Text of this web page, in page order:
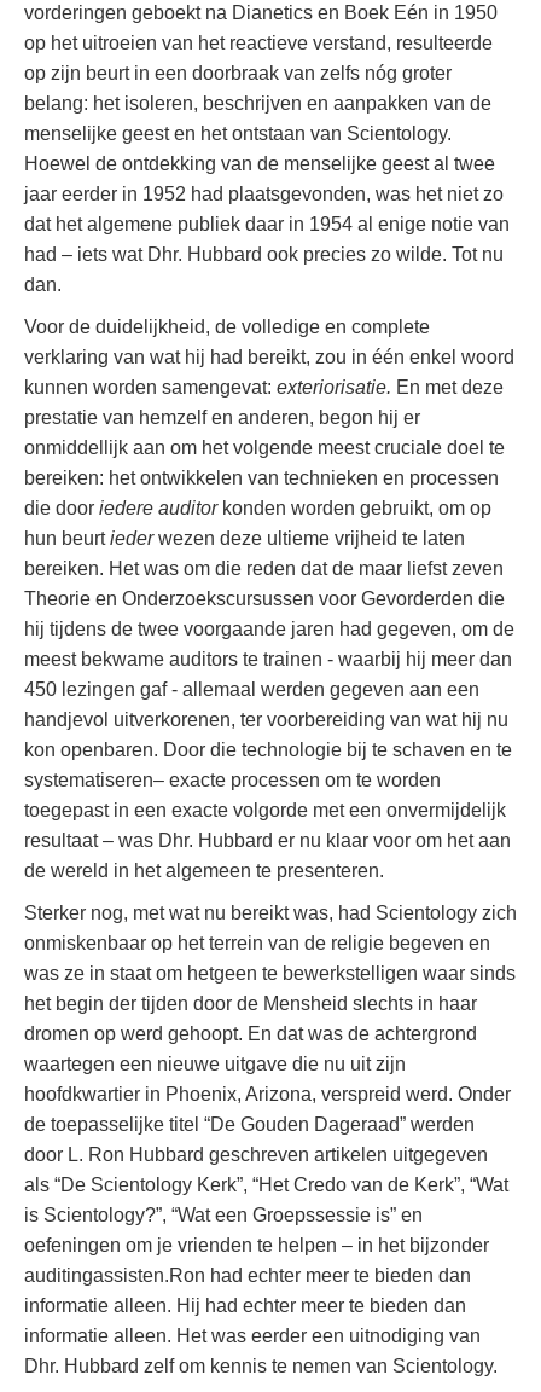
vorderingen geboekt na Dianetics en Boek Eén in 1950
op het uitroeien van het reactieve verstand, resulteerde
op zijn beurt in een doorbraak van zelfs nóg groter
belang: het isoleren, beschrijven en aanpakken van de
menselijke geest en het ontstaan van Scientology.
Hoewel de ontdekking van de menselijke geest al twee
jaar eerder in 1952 had plaatsgevonden, was het niet zo
dat het algemene publiek daar in 1954 al enige notie van
had – iets wat Dhr. Hubbard ook precies zo wilde. Tot nu
dan.
Voor de duidelijkheid, de volledige en complete
verklaring van wat hij had bereikt, zou in één enkel woord
kunnen worden samengevat: exteriorisatie. En met deze
prestatie van hemzelf en anderen, begon hij er
onmiddellijk aan om het volgende meest cruciale doel te
bereiken: het ontwikkelen van technieken en processen
die door iedere auditorkonden worden gebruikt, om op
hun beurtiederwezen deze ultieme vrijheid te laten
bereiken. Het was om die reden dat de maar liefst zeven
Theorie en Onderzoekscursussen voor Gevorderden die
hij tijdens de twee voorgaande jaren had gegeven, om de
meest bekwame auditors te trainen - waarbij hij meer dan
450 lezingen gaf - allemaal werden gegeven aan een
handjevol uitverkorenen, ter voorbereiding van wat hij nu
kon openbaren. Door die technologie bij te schaven en te
systematiseren– exacte processen om te worden
toegepast in een exacte volgorde met een onvermijdelijk
resultaat – was Dhr. Hubbard er nu klaar voor om het aan
de wereld in het algemeen te presenteren.
Sterker nog, met wat nu bereikt was, had Scientology zich
onmiskenbaar op het terrein van de religie begeven en
was ze in staat om hetgeen te bewerkstelligen waar sinds
het begin der tijden door de Mensheid slechts in haar
dromen op werd gehoopt. En dat was de achtergrond
waartegen een nieuwe uitgave die nu uit zijn
hoofdkwartier in Phoenix, Arizona, verspreid werd. Onder
de toepasselijke titel “De Gouden Dageraad” werden
door L. Ron Hubbard geschreven artikelen uitgegeven
als “De Scientology Kerk”, “Het Credo van de Kerk”, “Wat
is Scientology?”, “Wat een Groepssessie is” en
oefeningen om je vrienden te helpen – in het bijzonder
auditingassisten.Ron had echter meer te bieden dan
informatie alleen. Hij had echter meer te bieden dan
informatie alleen. Het was eerder een uitnodiging van
Dhr. Hubbard zelf om kennis te nemen van Scientology.